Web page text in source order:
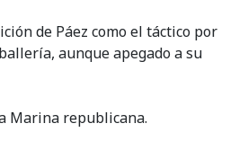
de Páez como el táctico por
aunque apegado a su
Marina republicana.